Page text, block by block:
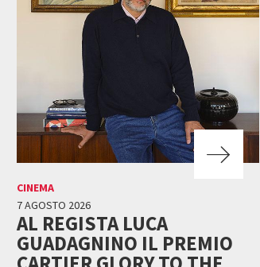
CINEMA
7 AGOSTO 2026
AL REGISTA LUCA
GUADAGNINO IL PREMIO